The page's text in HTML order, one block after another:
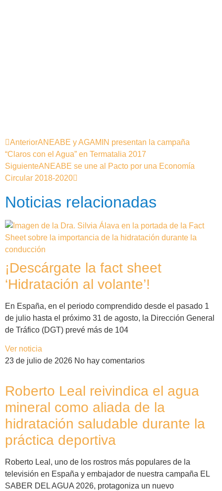
AnteriorANEABE y AGAMIN presentan la campaña
“Claros con el Agua” en Termatalia 2017
SiguienteANEABE se une al Pacto por una Economía
Circular 2018-2020
Noticias relacionadas
¡Descárgate la fact sheet
‘Hidratación al volante’!
En España, en el periodo comprendido desde el pasado 1
de julio hasta el próximo 31 de agosto, la Dirección General
de Tráfico (DGT) prevé más de 104
Ver noticia
23 de julio de 2026 No hay comentarios
Roberto Leal reivindica el agua
mineral como aliada de la
hidratación saludable durante la
práctica deportiva
Roberto Leal, uno de los rostros más populares de la
televisión en España y embajador de nuestra campaña EL
SABER DEL AGUA 2026, protagoniza un nuevo